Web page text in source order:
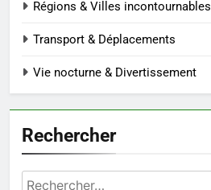
Régions & Villes incontournables
Transport & Déplacements
Vie nocturne & Divertissement
Rechercher
Rechercher :